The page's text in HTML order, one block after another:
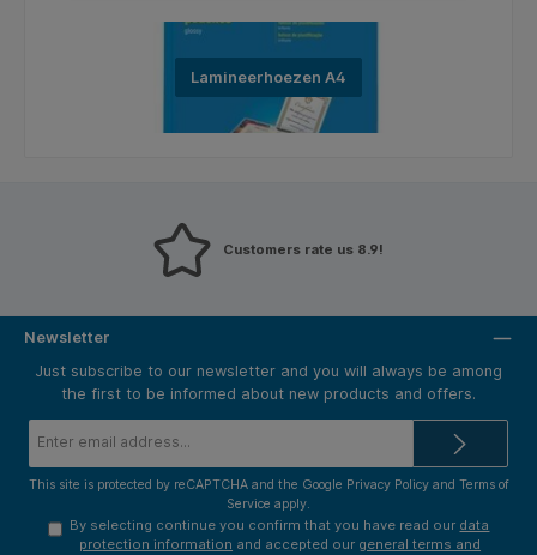
Lamineerhoezen A4
Customers rate us 8.9!
Newsletter
Just subscribe to our newsletter and you will always be among
the first to be informed about new products and offers.
This site is protected by reCAPTCHA and the Google Privacy Policyand Terms of
Service apply.
By selecting continue you confirm that you have read our data
protection information and accepted our general terms and